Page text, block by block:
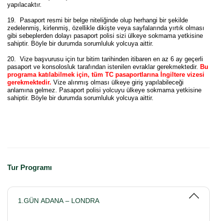
yapılacaktır.
19. Pasaport resmi bir belge niteliğinde olup herhangi bir şekilde
zedelenmiş, kirlenmiş, özellikle dikişte veya sayfalarında yırtık olması
gibi sebeplerden dolayı pasaport polisi sizi ülkeye sokmama yetkisine
sahiptir. Böyle bir durumda sorumluluk yolcuya aittir.
20. Vize başvurusu için tur bitim tarihinden itibaren en az 6 ay geçerli
pasaport ve konsolosluk tarafından istenilen evraklar gerekmektedir. Bu
programa katılabilmek için, tüm TC pasaportlarına İngiltere vizesi
gerekmektedir. Vize alınmış olması ülkeye giriş yapılabileceği
anlamına gelmez. Pasaport polisi yolcuyu ülkeye sokmama yetkisine
sahiptir. Böyle bir durumda sorumluluk yolcuya aittir.
Tur Programı
1.GÜN ADANA – LONDRA